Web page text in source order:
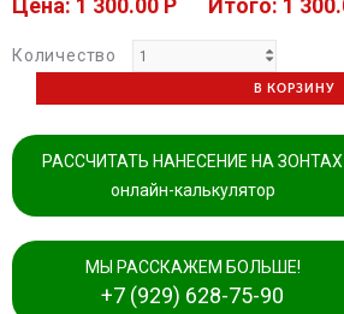
Цена: 1 300.00 P Итого: 1
Количество
В КОРЗИНУ
РАССЧИТАТЬ НАНЕСЕНИЕ НА ЗОНТАХ
онлайн-калькулятор
МЫ РАССКАЖЕМ БОЛЬШЕ!
+7 (929) 628-75-90